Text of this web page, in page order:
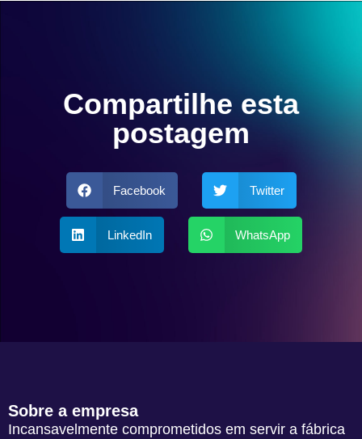
Compartilhe esta
postagem
Facebook Twitter
LinkedIn WhatsApp
Sobre a empresa
Incansavelmente comprometidos em servir a fábrica